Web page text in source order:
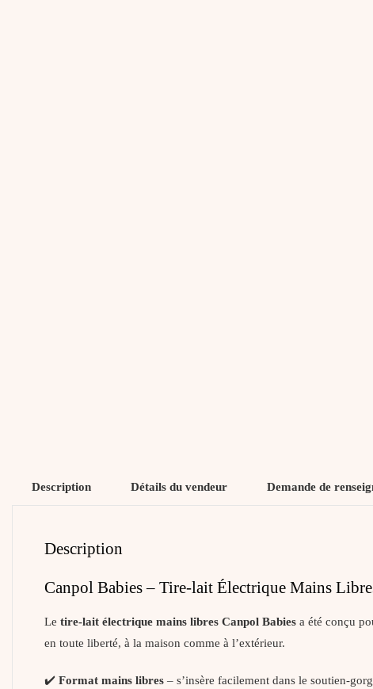
Description Détails du vendeur Demande de
Description
Canpol Babies – Tire-lait Électrique Mains
Le tire-lait électrique mains libres Canpol Babies a été conçu
en toute liberté, à la maison comme à l’extérieur.
✔️ Format mains libres – s’insère facilement dans le soutien-